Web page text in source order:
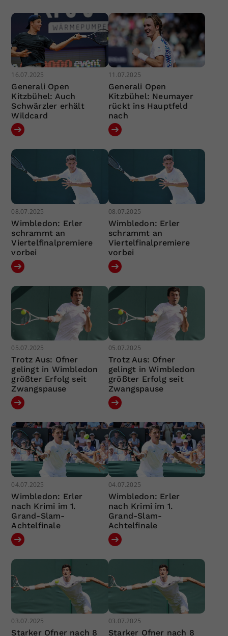
16.07.2025
Generali Open
Kitzbühel: Auch
Schwärzler erhält
Wildcard
11.07.2025
Generali Open
Kitzbühel: Neumayer
rückt ins Hauptfeld
nach
08.07.2025
Wimbledon: Erler
schrammt an
Viertelfinalpremiere
vorbei
08.07.2025
Wimbledon: Erler
schrammt an
Viertelfinalpremiere
vorbei
05.07.2025
Trotz Aus: Ofner
gelingt in Wimbledon
größter Erfolg seit
Zwangspause
05.07.2025
Trotz Aus: Ofner
gelingt in Wimbledon
größter Erfolg seit
Zwangspause
04.07.2025
Wimbledon: Erler
nach Krimi im 1.
Grand-Slam-
Achtelfinale
04.07.2025
Wimbledon: Erler
nach Krimi im 1.
Grand-Slam-
Achtelfinale
03.07.2025
Starker Ofner nach 8
03.07.2025
Starker Ofner nach 8